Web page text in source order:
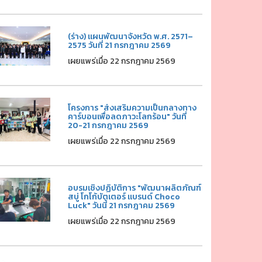
(ร่าง) แผนพัฒนาจังหวัด พ.ศ. 2571–
2575 วันที่ 21 กรกฎาคม 2569
เผยแพร่เมื่อ 22 กรกฎาคม 2569
โครงการ "ส่งเสริมความเป็นกลางทาง
คาร์บอนเพื่อลดภาวะโลกร้อน" วันที่
20-21 กรกฎาคม 2569
เผยแพร่เมื่อ 22 กรกฎาคม 2569
อบรมเชิงปฏิบัติการ "พัฒนาผลิตภัณฑ์
สบู่ โกโก้บัตเตอร์ แบรนด์ Choco
Luck" วันนี้ 21 กรกฎาคม 2569
เผยแพร่เมื่อ 22 กรกฎาคม 2569